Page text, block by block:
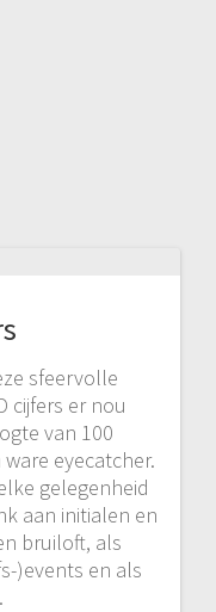
sfeervolle
cijfers er nou
van 100
eyecatcher.
gelegenheid
aan initialen en
bruiloft, als
)events en als